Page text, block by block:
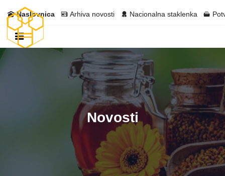
Naslovnica Arhiva novosti Nacionalna staklenka
Novosti